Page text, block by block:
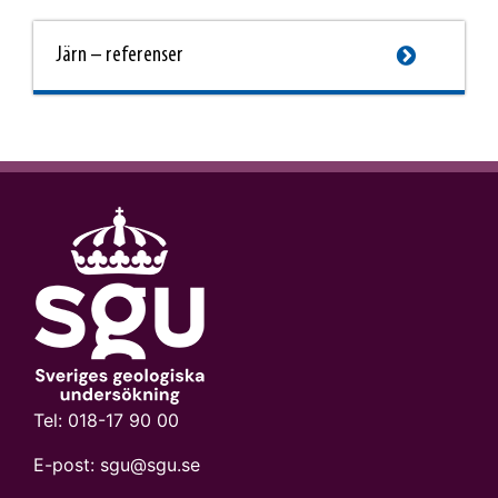
detta till SGU, som vid
behov gör ett tillägg till
Järn – referenser
Tel: 018-17 90 00
E-post: sgu@sgu.se